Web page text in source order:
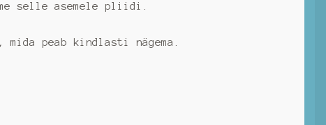
selle asemele pliidi.
peab kindlasti nägema.